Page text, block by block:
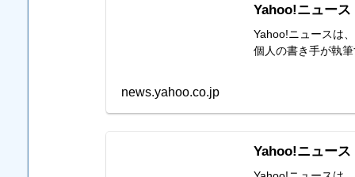
Yahoo!ニュース
Yahoo!ニュースは
個人の書き手が執
news.yahoo.co.jp
Yahoo!ニュース